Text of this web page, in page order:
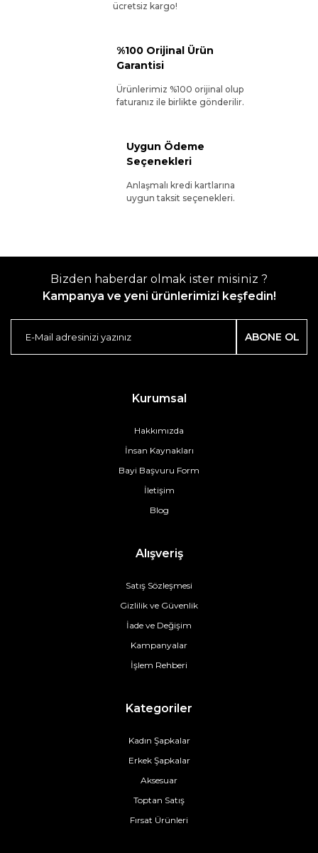
ücretsiz kargo!
%100 Orijinal Ürün
Garantisi
Ürünlerimiz %100 orijinal olup
faturanız ile birlikte gönderilir.
Uygun Ödeme
Seçenekleri
Anlaşmalı kredi kartlarına
uygun taksit seçenekleri.
Bizden haberdar olmak ister misiniz ?
Kampanya ve yeni ürünlerimizi keşfedin!
ABONE OL
Kurumsal
Hakkımızda
İnsan Kaynakları
Bayi Başvuru Form
İletişim
Blog
Alışveriş
Satış Sözleşmesi
Gizlilik ve Güvenlik
İade ve Değişim
Kampanyalar
İşlem Rehberi
Kategoriler
Kadın Şapkalar
Erkek Şapkalar
Aksesuar
Toptan Satış
Fırsat Ürünleri